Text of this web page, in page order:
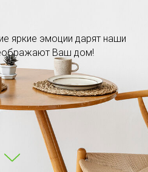
яркие эмоции дарят наши
Ваш дом!